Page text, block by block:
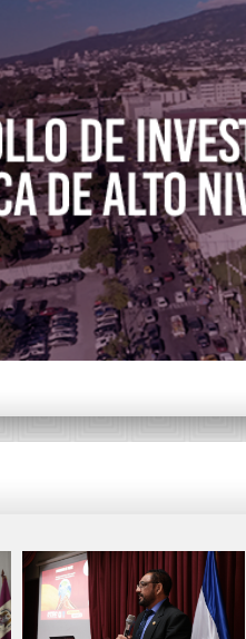
Neurotalento en expansión